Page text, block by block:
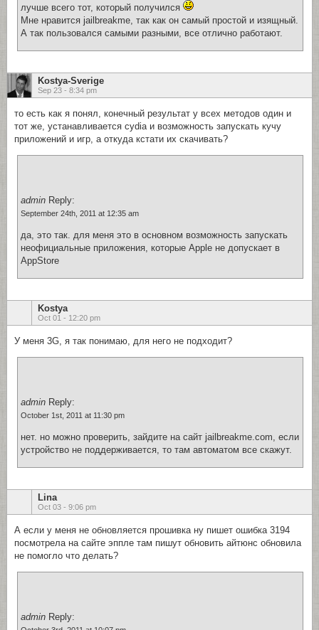
лучше всего тот, который получился
Мне нравится jailbreakme, так как он самый простой и изящный.
А так пользовался самыми разными, все отлично работают.
Kostya-Sverige
Sep 23 - 8:34 pm
то есть как я понял, конечный результат у всех методов один и
тот же, устанавливается cydia и возможность запускать кучу
приложений и игр, а откуда кстати их скачивать?
admin Reply:
September 24th, 2011 at 12:35 am
да, это так. для меня это в основном возможность запускать
неофициальные приложения, которые Apple не допускает в
AppStore
Kostya
Oct 01 - 12:20 pm
У меня 3G, я так понимаю, для него не подходит?
admin Reply:
October 1st, 2011 at 11:30 pm
нет. но можно проверить, зайдите на сайт jailbreakme.com, если
устройство не поддерживается, то там автоматом все скажут.
Lina
Oct 03 - 9:06 pm
А если у меня не обновляется прошивка ну пишет ошибка 3194
посмотрела на сайте эппле там пишут обновить айтюнс обновила
не помогло что делать?
admin Reply: